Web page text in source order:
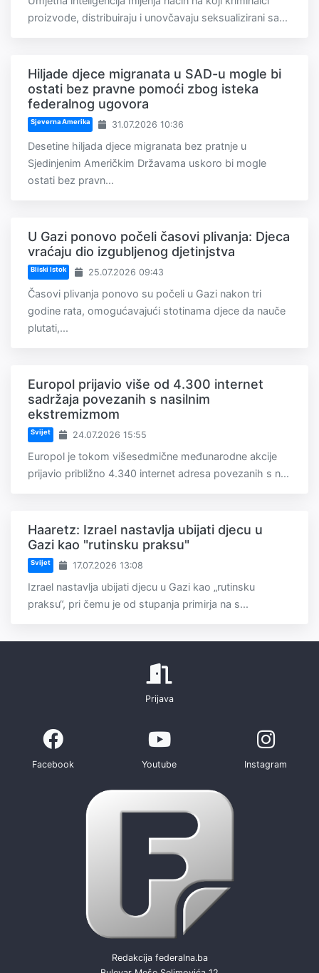
proizvode, distribuiraju i unovčavaju seksualizirani sa...
Hiljade djece migranata u SAD-u mogle bi
ostati bez pravne pomoći zbog isteka
federalnog ugovora
Sjeverna Amerika 31.07.2026 10:36
Desetine hiljada djece migranata bez pratnje u
Sjedinjenim Američkim Državama uskoro bi mogle
ostati bez pravn...
U Gazi ponovo počeli časovi plivanja: Djeca
vraćaju dio izgubljenog djetinjstva
Bliski Istok 25.07.2026 09:43
Časovi plivanja ponovo su počeli u Gazi nakon tri
godine rata, omogućavajući stotinama djece da nauče
plutati,...
Europol prijavio više od 4.300 internet
sadržaja povezanih s nasilnim
ekstremizmom
Svijet 24.07.2026 15:55
Europol je tokom višesedmične međunarodne akcije
prijavio približno 4.340 internet adresa povezanih s n...
Haaretz: Izrael nastavlja ubijati djecu u
Gazi kao "rutinsku praksu"
Svijet 17.07.2026 13:08
Izrael nastavlja ubijati djecu u Gazi kao „rutinsku
praksu“, pri čemu je od stupanja primirja na s...
Prijava
Facebook Youtube Instagram
Redakcija federalna.ba